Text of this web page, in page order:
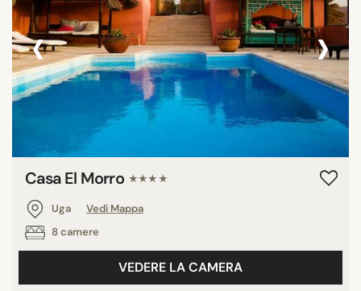
‹ ›
Casa El Morro ★★★★
Uga
Vedi Mappa
8 camere
VEDERE LA CAMERA